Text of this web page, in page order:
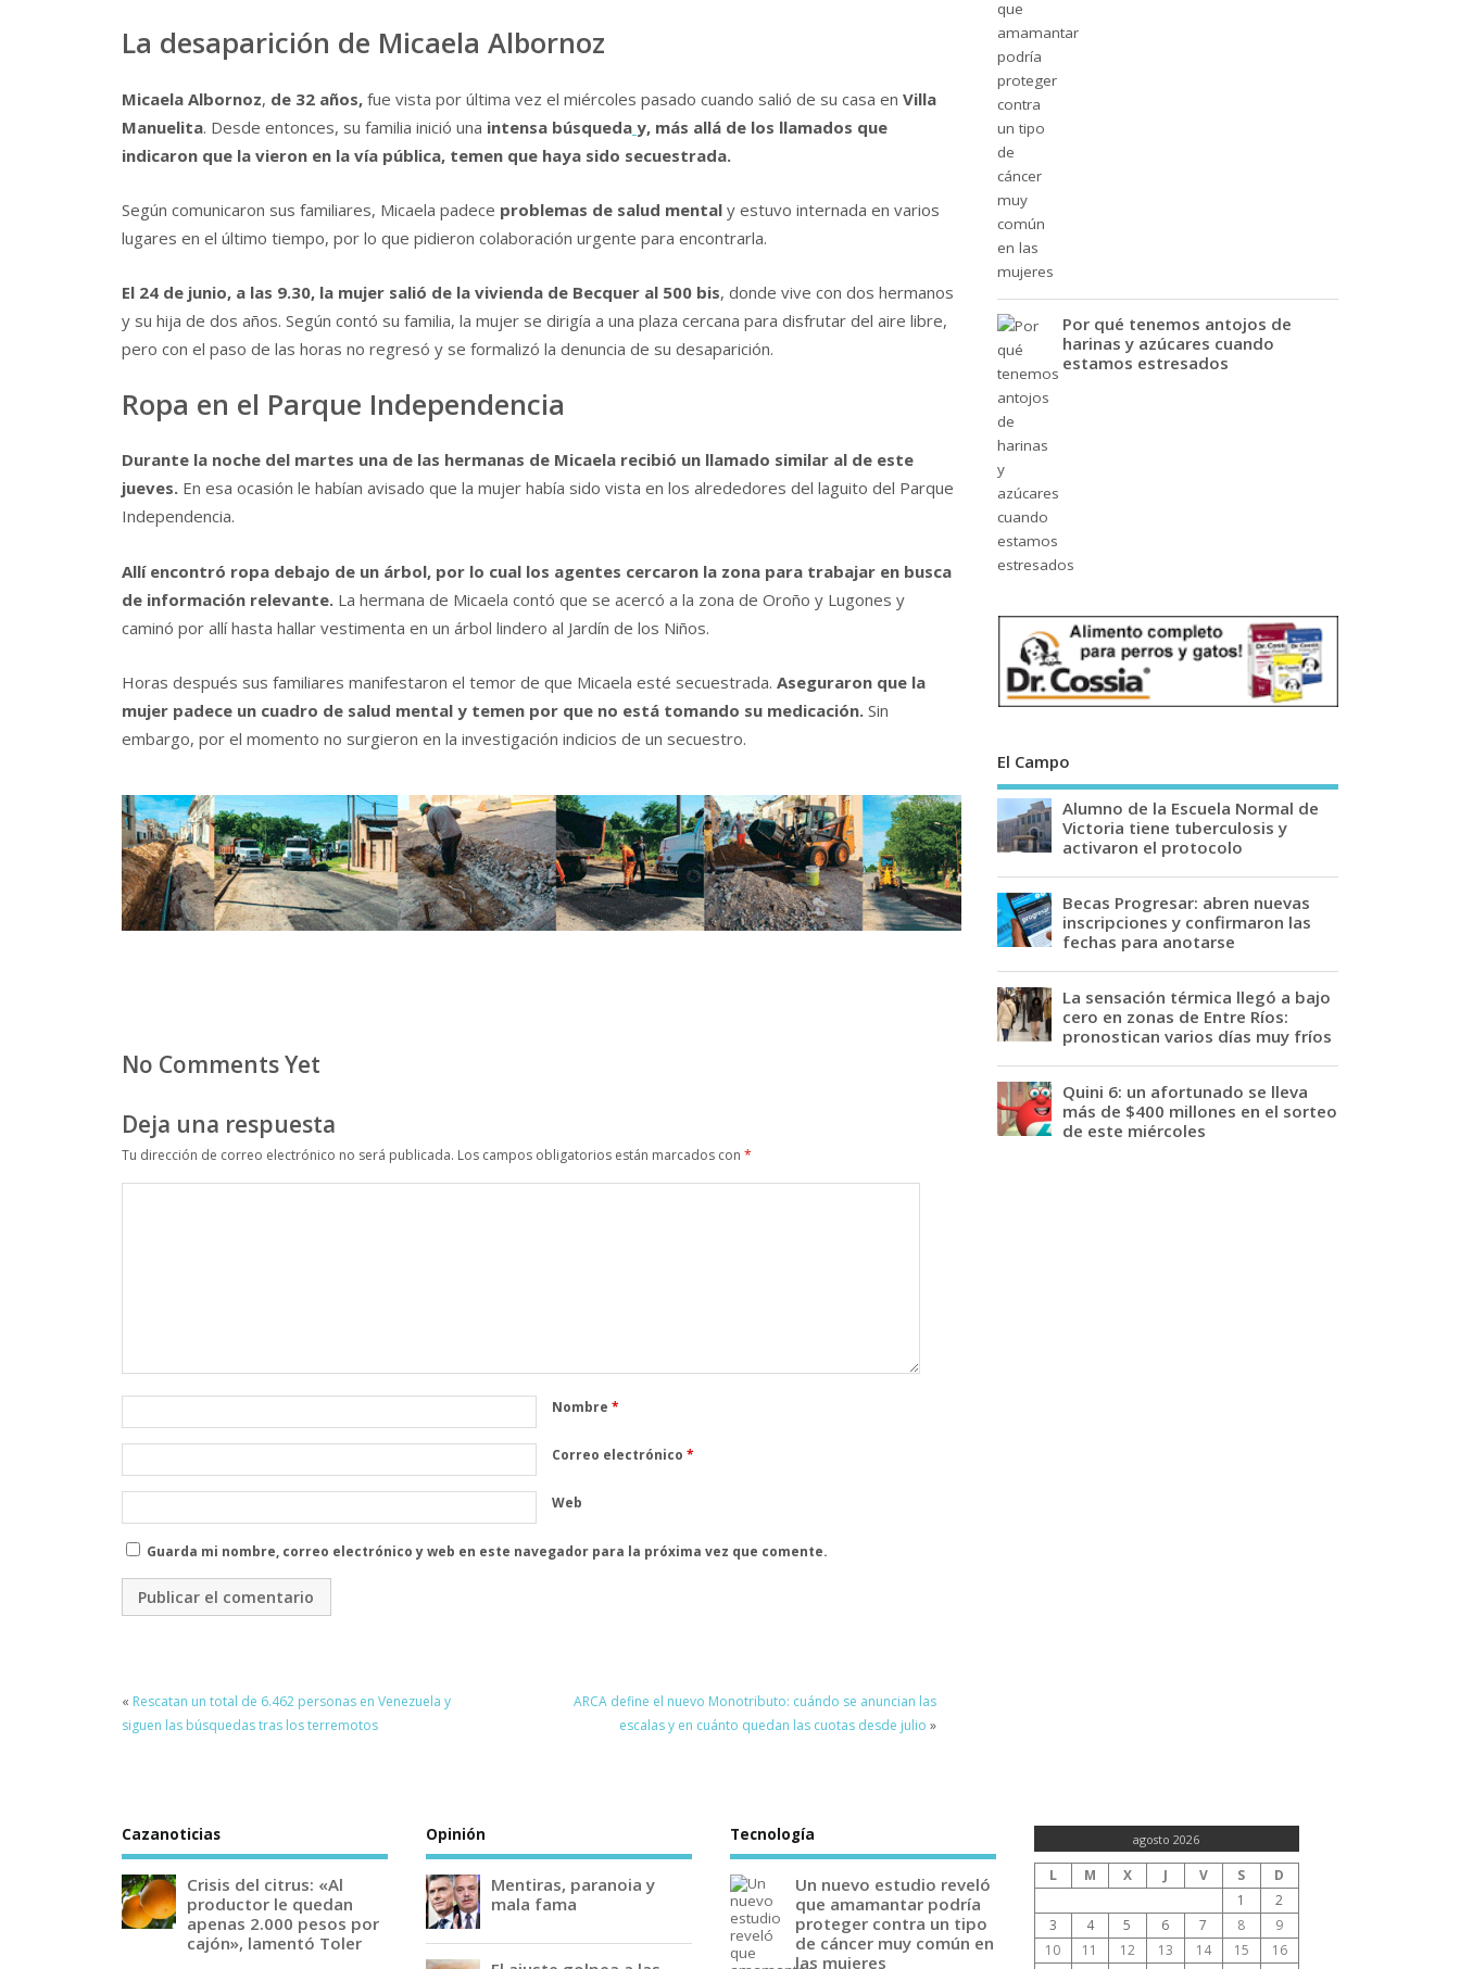
La desaparición de Micaela Albornoz
Micaela Albornoz, de 32 años, fue vista por última vez el miércoles pasado cuando salió de su casa en Villa
Manuelita. Desde entonces, su familia inició una intensa búsqueda y, más allá de los llamados que
indicaron que la vieron en la vía pública, temen que haya sido secuestrada.
Según comunicaron sus familiares, Micaela padece problemas de salud mental y estuvo internada en varios
lugares en el último tiempo, por lo que pidieron colaboración urgente para encontrarla.
El 24 de junio, a las 9.30, la mujer salió de la vivienda de Becquer al 500 bis, donde vive con dos hermanos
y su hija de dos años. Según contó su familia, la mujer se dirigía a una plaza cercana para disfrutar del aire libre,
pero con el paso de las horas no regresó y se formalizó la denuncia de su desaparición.
Ropa en el Parque Independencia
Durante la noche del martes una de las hermanas de Micaela recibió un llamado similar al de este
jueves. En esa ocasión le habían avisado que la mujer había sido vista en los alrededores del laguito del Parque
Independencia.
Allí encontró ropa debajo de un árbol, por lo cual los agentes cercaron la zona para trabajar en busca
de información relevante. La hermana de Micaela contó que se acercó a la zona de Oroño y Lugones y
caminó por allí hasta hallar vestimenta en un árbol lindero al Jardín de los Niños.
Horas después sus familiares manifestaron el temor de que Micaela esté secuestrada. Aseguraron que la
mujer padece un cuadro de salud mental y temen por que no está tomando su medicación. Sin
embargo, por el momento no surgieron en la investigación indicios de un secuestro.
No Comments Yet
Deja una respuesta
Tu dirección de correo electrónico no será publicada. Los campos obligatorios están marcados con *
Nombre *
Correo electrónico *
Web
Guarda mi nombre, correo electrónico y web en este navegador para la próxima vez que comente.
« Rescatan un total de 6.462 personas en Venezuela y
siguen las búsquedas tras los terremotos
ARCA define el nuevo Monotributo: cuándo se anuncian las
escalas y en cuánto quedan las cuotas desde julio »
Por qué tenemos antojos de
harinas y azúcares cuando
estamos estresados
El Campo
Alumno de la Escuela Normal de
Victoria tiene tuberculosis y
activaron el protocolo
Becas Progresar: abren nuevas
inscripciones y confirmaron las
fechas para anotarse
La sensación térmica llegó a bajo
cero en zonas de Entre Ríos:
pronostican varios días muy fríos
Quini 6: un afortunado se lleva
más de $400 millones en el sorteo
de este miércoles
Cazanoticias
Crisis del citrus: «Al
productor le quedan
apenas 2.000 pesos por
cajón», lamentó Toler
Opinión
Mentiras, paranoia y
mala fama
Tecnología
Un nuevo estudio reveló
que amamantar podría
proteger contra un tipo
de cáncer muy común en
las mujeres
agosto 2026
L M X J V S
D
1
2
3
4 5 6 7 8
9
10
11 12 13 14 15
16